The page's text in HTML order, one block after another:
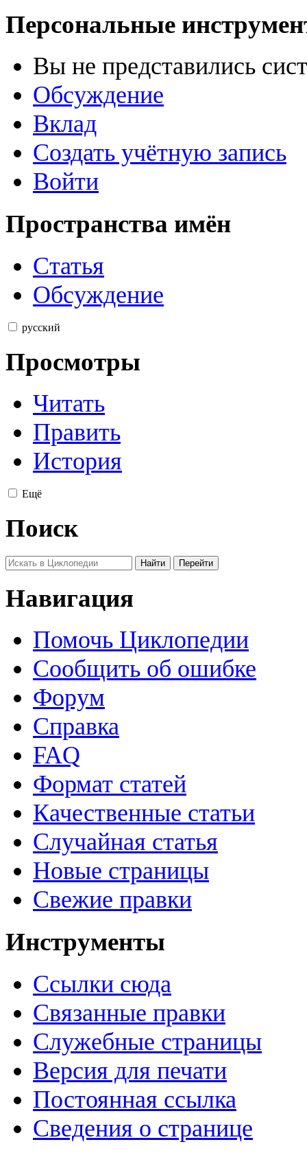
Персональные
Вы не представились
Обсуждение
Вклад
Создать учётную запись
Войти
Пространства имён
Статья
Обсуждение
русский
Просмотры
Читать
Править
История
Ещё
Поиск
Навигация
Помочь Циклопедии
Сообщить об ошибке
Форум
Справка
FAQ
Формат статей
Качественные статьи
Случайная статья
Новые страницы
Свежие правки
Инструменты
Ссылки сюда
Связанные правки
Служебные страницы
Версия для печати
Постоянная ссылка
Сведения о странице